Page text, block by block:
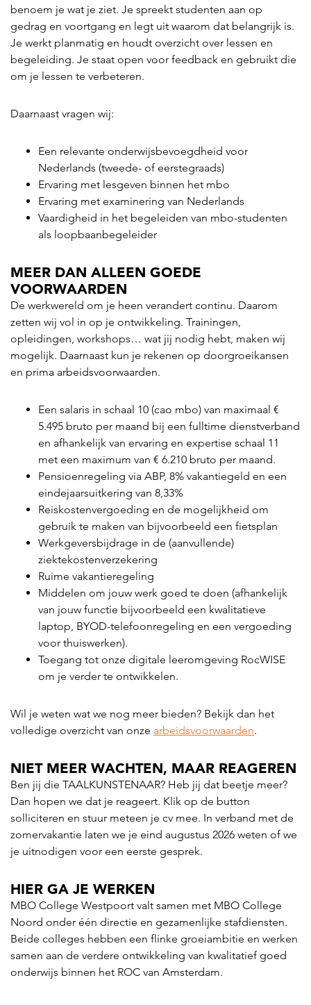
benoem je wat je ziet. Je spreekt studenten aan op
gedrag en voortgang en legt uit waarom dat belangrijk is.
Je werkt planmatig en houdt overzicht over lessen en
begeleiding. Je staat open voor feedback en gebruikt die
om je lessen te verbeteren.
Daarnaast vragen wij:
Een relevante onderwijsbevoegdheid voor
Nederlands (tweede- of eerstegraads)
Ervaring met lesgeven binnen het mbo
Ervaring met examinering van Nederlands
Vaardigheid in het begeleiden van mbo-studenten
als loopbaanbegeleider
MEER DAN ALLEEN GOEDE
VOORWAARDEN
De werkwereld om je heen verandert continu. Daarom
zetten wij vol in op je ontwikkeling. Trainingen,
opleidingen, workshops… wat jij nodig hebt, maken wij
mogelijk. Daarnaast kun je rekenen op doorgroeikansen
en prima arbeidsvoorwaarden.
Een salaris in schaal 10 (cao mbo) van maximaal €
5.495 bruto per maand bij een fulltime dienstverband
en afhankelijk van ervaring en expertise schaal 11
met een maximum van € 6.210 bruto per maand.
Pensioenregeling via ABP, 8% vakantiegeld en een
eindejaarsuitkering van 8,33%
Reiskostenvergoeding en de mogelijkheid om
gebruik te maken van bijvoorbeeld een fietsplan
Werkgeversbijdrage in de (aanvullende)
ziektekostenverzekering
Ruime vakantieregeling
Middelen om jouw werk goed te doen (afhankelijk
van jouw functie bijvoorbeeld een kwalitatieve
laptop, BYOD-telefoonregeling en een vergoeding
voor thuiswerken).
Toegang tot onze digitale leeromgeving RocWISE
om je verder te ontwikkelen.
Wil je weten wat we nog meer bieden? Bekijk dan het
volledige overzicht van onze arbeidsvoorwaarden.
NIET MEER WACHTEN, MAAR REAGEREN
Ben jij die TAALKUNSTENAAR? Heb jij dat beetje meer?
Dan hopen we dat je reageert. Klik op de button
solliciteren en stuur meteen je cv mee. In verband met de
zomervakantie laten we je eind augustus 2026 weten of we
je uitnodigen voor een eerste gesprek.
HIER GA JE WERKEN
MBO College Westpoort valt samen met MBO College
Noord onder één directie en gezamenlijke stafdiensten.
Beide colleges hebben een flinke groeiambitie en werken
samen aan de verdere ontwikkeling van kwalitatief goed
onderwijs binnen het ROC van Amsterdam.